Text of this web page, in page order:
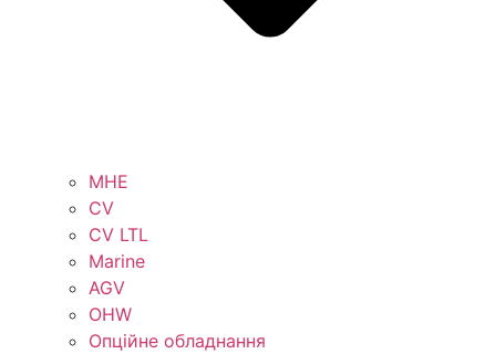
MHE
CV
CV LTL
Marine
AGV
OHW
Опційне обладнання